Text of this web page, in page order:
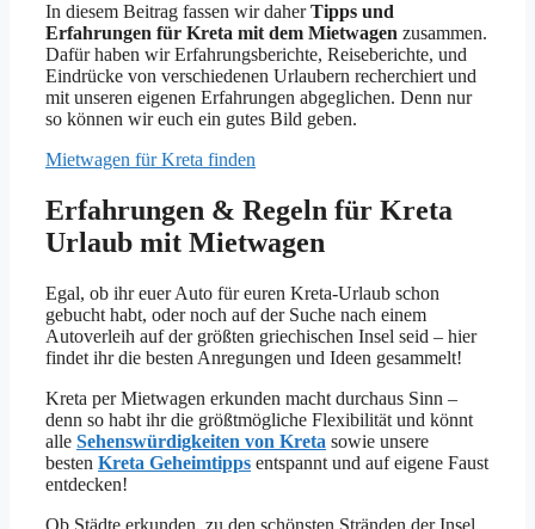
In diesem Beitrag fassen wir daherTipps und
Erfahrungen für Kreta mit dem Mietwagen zusammen.
Dafür haben wir Erfahrungsberichte, Reiseberichte, und
Eindrücke von verschiedenen Urlaubern recherchiert und
mit unseren eigenen Erfahrungen abgeglichen. Denn nur
so können wir euch ein gutes Bild geben.
Mietwagen für Kreta finden
Erfahrungen & Regeln für Kreta
Urlaub mit Mietwagen
Egal, ob ihr euer Auto für euren Kreta-Urlaub schon
gebucht habt, oder noch auf der Suche nach einem
Autoverleih auf der größten griechischen Insel seid – hier
findet ihr die besten Anregungen und Ideen gesammelt!
Kreta per Mietwagen erkunden macht durchaus Sinn –
denn so habt ihr die größtmögliche Flexibilität und könnt
alle Sehenswürdigkeiten von Kreta sowie unsere
besten Kreta Geheimtipps entspannt und auf eigene Faust
entdecken!
Ob Städte erkunden, zu den schönsten Stränden der Insel